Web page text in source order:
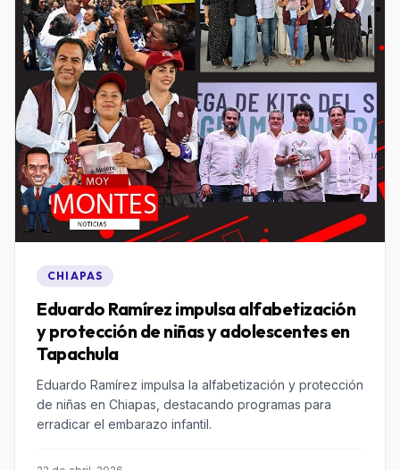
CHIAPAS
Eduardo Ramírez impulsa alfabetización
y protección de niñas y adolescentes en
Tapachula
Eduardo Ramírez impulsa la alfabetización y protección
de niñas en Chiapas, destacando programas para
erradicar el embarazo infantil.